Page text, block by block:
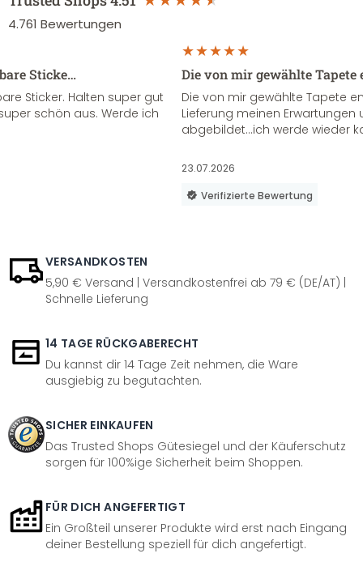
4.761 Bewertungen
Sticke…
Sticker. Halten super gut
schön aus. Werde ich
Die von mir gewählte
Die von mir gewählte Tapete
Lieferung meinen Erwartungen
abgebildet...ich werde wieder
23.07.2026
Verifizierte Bewertung
VERSANDKOSTEN
5,90 € Versand | Versandkostenfrei ab 79 € (DE/AT) |
Schnelle Lieferung
14 TAGE RÜCKGABERECHT
Du kannst dir 14 Tage Zeit nehmen, die Ware
ausgiebig zu begutachten.
SICHER EINKAUFEN
Das Trusted Shops Gütesiegel und der Käuferschutz
sorgen für 100%ige Sicherheit beim Shoppen.
FÜR DICH ANGEFERTIGT
Ein Großteil unserer Produkte wird erst nach Eingang
deiner Bestellung speziell für dich angefertigt.